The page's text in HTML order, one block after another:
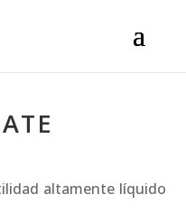
altamente líquido